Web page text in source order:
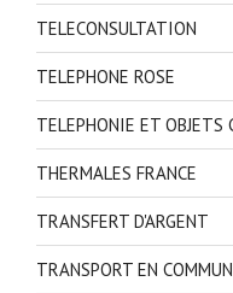
TELECONSULTATION
TELEPHONE ROSE
TELEPHONIE ET OBJETS
THERMALES FRANCE
TRANSFERT D'ARGENT
TRANSPORT EN COMMUN